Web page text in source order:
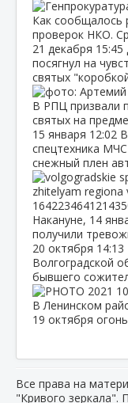
Как сообщалось
проверок НКО.
21 декабря 15:45
посягнул на
святых
В РПЦ призвали
святых на
15 января 12:02
спецтехника
снежный плен
Накануне, 14
получили
20 октября 14:13
Волгоградской
бывшего
В Ленинском
19 октября
Все права на
"Кривого зеркала".